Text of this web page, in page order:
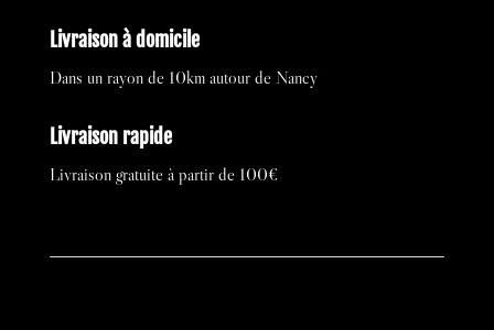
Livraison à domicile
Dans un rayon de 10km autour de Nancy
Livraison rapide
Livraison gratuite à partir de 100€